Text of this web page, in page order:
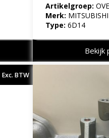
Artikelgroep:
Merk: MITSUBISHI
Type: 6D14
Bekijk
Exc. BTW